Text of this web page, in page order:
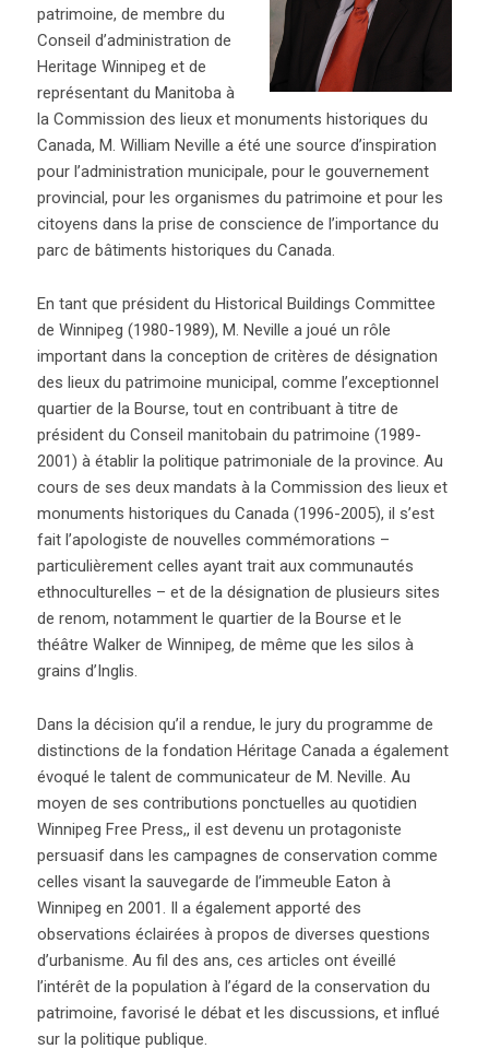
patrimoine, de membre du
Conseil d’administration de
Heritage Winnipeg et de
représentant du Manitoba à
la Commission des lieux et monuments historiques du
Canada, M. William Neville a été une source d’inspiration
pour l’administration municipale, pour le gouvernement
provincial, pour les organismes du patrimoine et pour les
citoyens dans la prise de conscience de l’importance du
parc de bâtiments historiques du Canada.
En tant que président du Historical Buildings Committee
de Winnipeg (1980-1989), M. Neville a joué un rôle
important dans la conception de critères de désignation
des lieux du patrimoine municipal, comme l’exceptionnel
quartier de la Bourse, tout en contribuant à titre de
président du Conseil manitobain du patrimoine (1989-
2001) à établir la politique patrimoniale de la province. Au
cours de ses deux mandats à la Commission des lieux et
monuments historiques du Canada (1996-2005), il s’est
fait l’apologiste de nouvelles commémorations –
particulièrement celles ayant trait aux communautés
ethnoculturelles – et de la désignation de plusieurs sites
de renom, notamment le quartier de la Bourse et le
théâtre Walker de Winnipeg, de même que les silos à
grains d’Inglis.
Dans la décision qu’il a rendue, le jury du programme de
distinctions de la fondation Héritage Canada a également
évoqué le talent de communicateur de M. Neville. Au
moyen de ses contributions ponctuelles au quotidien
Winnipeg Free Press,, il est devenu un protagoniste
persuasif dans les campagnes de conservation comme
celles visant la sauvegarde de l’immeuble Eaton à
Winnipeg en 2001. Il a également apporté des
observations éclairées à propos de diverses questions
d’urbanisme. Au fil des ans, ces articles ont éveillé
l’intérêt de la population à l’égard de la conservation du
patrimoine, favorisé le débat et les discussions, et influé
sur la politique publique.